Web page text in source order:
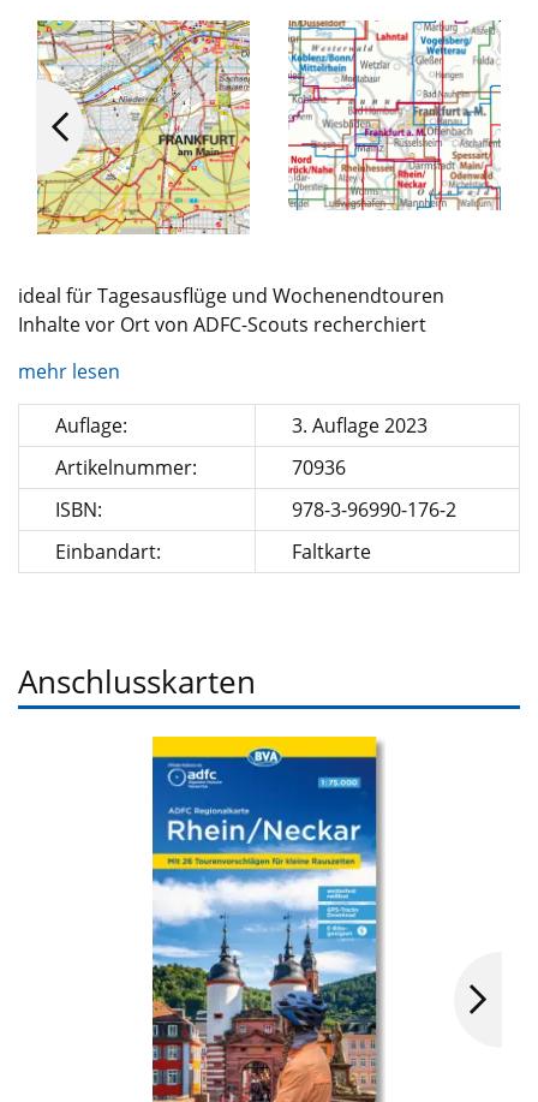
ideal für Tagesausflüge und Wochenendtouren
Inhalte vor Ort von ADFC-Scouts recherchiert
mehr lesen
Auflage:
3. Auflage 2023
Artikelnummer:
70936
ISBN:
978-3-96990-176-2
Einbandart:
Faltkarte
Anschlusskarten